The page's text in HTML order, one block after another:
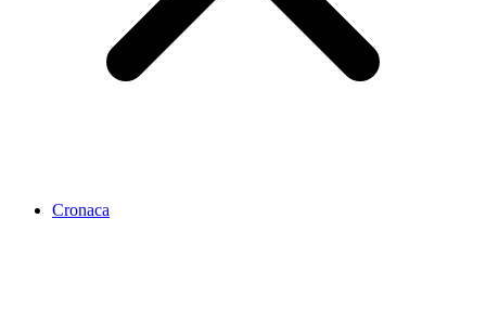
Cronaca